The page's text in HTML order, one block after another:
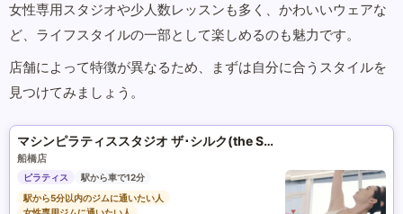
女性専用スタジオや少人数レッスンも多く、かわいいウェアな
ど、ライフスタイルの一部として楽しめるのも魅力です。
店舗によって特徴が異なるため、まずは自分に合うスタイルを
見つけてみましょう。
マシンピラティススタジオ ザ･シルク(the SILK)
船橋店
ピラティス
駅から車で12分
駅から5分以内のジムに通いたい人